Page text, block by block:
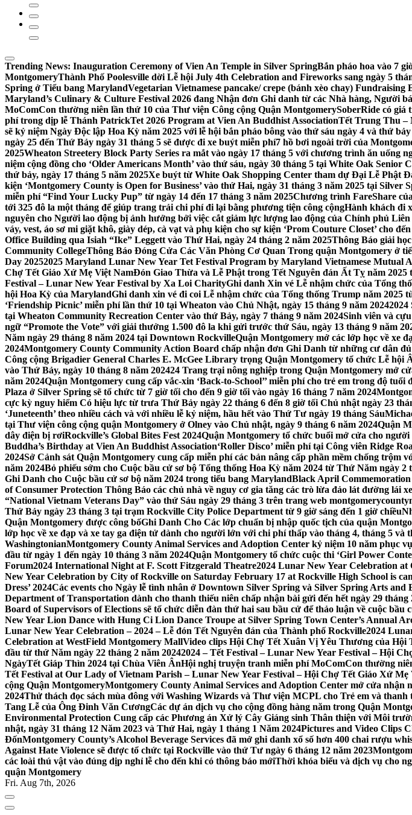
Trending News: Inauguration Ceremony of Vien An Temple in Silver SpringBắn pháo hoa vào 7
MontgomeryThành Phố Poolesville dời Lễ hội July 4th Celebration and Fireworks sang ngày 5
Spring ở Tiểu bang MarylandVegetarian Vietnamese pancake/ crepe (bánh xèo chay) Fundraising
Maryland’s Culinary & Culture Festival 2026 đang Nhận đơn Ghi danh từ các Nhà hàng, Người
MoComCon thường niên lần thứ 10 của Thư viện Công cộng Quận MontgomerySoberRide có giá
phí trong dịp lễ Thánh PatrickTet 2026 Program at Vien An Buddhist AssociationTết Trung Thu –
sẽ kỷ niệm Ngày Độc lập Hoa Kỳ năm 2025 với lễ hội bắn pháo bông vào thứ sáu ngày 4 và thứ
ngày 25 đến Thứ Bảy ngày 31 tháng 5 sẽ được đi xe buýt miễn phí7 hồ bơi ngoài trời của
2025Wheaton Streetery Block Party Series ra mắt vào ngày 17 tháng 5 với chương trình ăn uống
niệm cộng đồng cho ‘Older Americans Month’ vào thứ sáu, ngày 30 tháng 5 tại White Oak Senior
thứ bảy, ngày 17 tháng 5 năm 2025Xe buýt từ White Oak Shopping Center tham dự Đại Lễ Phật
kiện ‘Montgomery County is Open for Business’ vào thứ Hai, ngày 31 tháng 3 năm 2025 tại Silver
miễn phí “Find Your Lucky Pup” từ ngày 14 đến 17 tháng 3 năm 2025Chương trình FareShare
tới 325 đô la một tháng để giúp trang trải chi phí đi lại bằng phương tiện công cộngHành khách đi
nguyên cho Người lao động bị ảnh hưởng bởi việc cắt giảm lực lượng lao động của Chính phủ
váy, vest, áo sơ mi giặt khô, giày dép, cà vạt và phụ kiện cho sự kiện ‘Prom Couture Closet’ cho
Office Building qua Isiah “Ike” Leggett vào Thứ Hai, ngày 24 tháng 2 năm 2025Thông Báo giải
Community CollegeThông Báo Đóng Cửa Các Văn Phòng Cơ Quan Trong quận Montgomery ở
Day 20252025 Maryland Lunar New Year Tet Festival Program by Maryland Vietnamese Mutual
Chợ Tết Giáo Xứ Mẹ Việt NamĐón Giao Thừa và Lễ Phật trong Tết Nguyên đán Ất Tỵ năm 2025
Festival – Lunar New Year Festival by Xa Loi CharityGhi danh Xin vé Lễ nhậm chức của Tổng
hội Hoa Kỳ của MarylandGhi danh xin vé đi coi Lễ nhậm chức của Tổng thống Trump năm
‘Friendship Picnic’ miễn phí lần thứ 10 tại Wheaton vào Chủ Nhật, ngày 15 tháng 9 năm 20242024
tại Wheaton Community Recreation Center vào thứ Bảy, ngày 7 tháng 9 năm 2024Sinh viên và
ngữ “Promote the Vote” với giải thưởng 1.500 đô la khi gửi trước thứ Sáu, ngày 13 tháng 9 năm
Năm ngày 29 tháng 8 năm 2024 tại Downtown RockvilleQuận Montgomery mở các lớp học về xe
2024Montgomery County Community Action Board chấp nhận đơn Ghi Danh từ những cư dân
Công cộng Brigadier General Charles E. McGee Library trọng Quận Montgomery tổ chức Lễ
vào Thứ Bảy, ngày 10 tháng 8 năm 202424 Trang trại nông nghiệp trong Quận Montgomery mở
năm 2024Quận Montgomery cung cấp vắc-xin ‘Back-to-School’’ miễn phí cho trẻ em trong độ
Plaza ở Silver Spring sẽ tổ chức từ 7 giờ tối cho đến 9 giờ tối vào ngày 16 tháng 7 năm 2024
cực kỳ nguy hiểm Có hiệu lực từ trưa Thứ Bảy ngày 22 tháng 6 đến 8 giờ tối Chủ nhật ngày 23
‘Juneteenth’ theo nhiều cách và với nhiều lễ kỷ niệm, hầu hết vào Thứ Tư ngày 19 tháng Sáu
tại Thư viện công cộng quận Montgomery ở Olney vào Chủ nhật, ngày 9 tháng 6 năm 2024Quận
dây điện bị rơiRockville’s Global Bites Fest 2024Quận Montgomery tổ chức buổi mở cửa cho
Buddha’s Birthday at Vien An Buddhist Association‘Roller Disco’ miễn phí tại Công viên Ridge
2024Sở Cảnh sát Quận Montgomery cung cấp miễn phí các bản nâng cấp phần mềm chống
năm 2024Bỏ phiếu sớm cho Cuộc bầu cử sơ bộ Tổng thống Hoa Kỳ năm 2024 từ Thứ Năm ngày
Ghi Danh cho Cuộc bầu cử sơ bộ năm 2024 trong tiểu bang MarylandBlack April
of Consumer Protection Thông Báo các chủ nhà về nguy cơ gia tăng các trò lừa đảo lát đường lái xe
“National Vietnam Veterans Day” vào thứ Sáu ngày 29 tháng 3 trên trang web
Thứ Bảy ngày 23 tháng 3 tại trạm Rockville City Police Department từ 9 giờ sáng đến 1 giờ chiều
Quận Montgomery được công bốGhi Danh Cho Các lớp chuẩn bị nhập quốc tịch của quận
lớp học về xe đạp và xe tay ga điện tử dành cho người lớn với chi phí thấp vào tháng 4, tháng 5 và
WashingtonianMontgomery County Animal Services and Adoption Center kỷ niệm 10 năm phục
đầu từ ngày 1 đến ngày 10 tháng 3 năm 2024Quận Montgomery tổ chức cuộc thi ‘Girl Power
Forum2024 International Night at F. Scott Fitzgerald Theatre2024 Lunar New Year Celebration
New Year Celebration by City of Rockville on Saturday February 17 at Rockville High School is
Dress’ 2024Các events cho Ngày lễ tình nhân ở Downtown Silver Spring và Silver Spring Arts
Department of Transportation dành cho thanh thiếu niên chấp nhận bài gửi đến hết ngày 29 tháng
Board of Supervisors of Elections sẽ tổ chức diễn đàn thứ hai sau bầu cử để thảo luận về cuộc
New Year Lion Dance with Hung Ci Lion Dance Troupe at Silver Spring Town Center’s Annual
Lunar New Year Celebration – 2024 – Lễ đón Tết Nguyên đán của Thành phố Rockville2024
Celebration at WestField Montgomery MallVideo clips Hội Chợ Tết Xuân Vị Yêu Thương của Hội
đầu từ thứ Năm ngày 22 tháng 2 năm 20242024 – Tết Festival – Lunar New Year Festival – Hội
NgàyTết Giáp Thìn 2024 tại Chùa Viên ÂnHội nghị truyện tranh miễn phí MoComCon thường
Tết Festival at Our Lady of Vietnam Parish – Lunar New Year Festival – Hội Chợ Tết Giáo Xứ Mẹ
cộng Quận MontgomeryMontgomery County Animal Services and Adoption Center mở cửa
2024Thử thách đọc sách mùa đông với Washing Wizards và Thư viện MCPL cho Trẻ em và
Tang Lễ của Ông Đinh Văn CươngCác dự án dịch vụ cho cộng đồng hàng năm trong Quận
Environmental Protection Cung cấp các Phương án Xử lý Cây Giáng sinh Thân thiện với Môi
nhật, ngày 31 tháng 12 Năm 2023 và Thứ Hai, ngày 1 tháng 1 Năm 2024Pictures and Video Clips
ĐốnMontgomery County’s Alcohol Beverage Services đã mở ghi danh xổ số hơn 400 chai rượu
Against Hate Violence sẽ được tổ chức tại Rockville vào thứ Tư ngày 6 tháng 12 năm 2023
các loài thú vật vào đúng dịp nghỉ lễ cho đến khi có thông báo mớiThời khóa biểu và dịch vụ cho
quận Montgomery
Fri. Aug 7th, 2026